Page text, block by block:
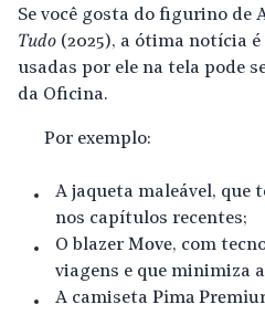
Se você gosta do figurino de
Tudo (2025), a ótima notícia
usadas por ele na tela pode
da Oficina.
Por exemplo:
A jaqueta maleável, que
nos capítulos recentes;
O blazer Move, com
viagens e que minimiza
A camiseta Pima